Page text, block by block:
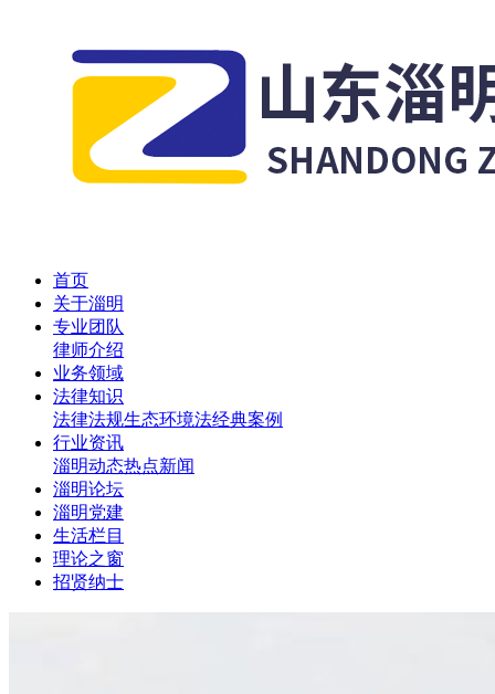
首页
关于淄明
专业团队
律师介绍
业务领域
法律知识
法律法规生态环境法经典案例
行业资讯
淄明动态热点新闻
淄明论坛
淄明党建
生活栏目
理论之窗
招贤纳士